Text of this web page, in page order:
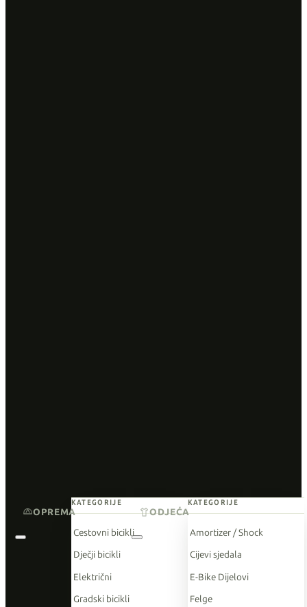
KATEGORIJE
Cestovni bicikli
Dječji bicikli
Električni
Gradski bicikli
KATEGORIJE
Amortizer / Shock
Cijevi sjedala
E-Bike Dijelovi
Felge
OPREMA ODJEĆA